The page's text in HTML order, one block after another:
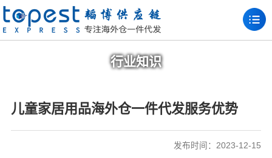
行业知识
儿童家居用品海外仓一件代发服务优势
发布时间：2023-12-15